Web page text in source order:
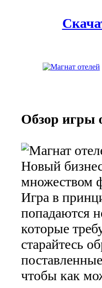
Обзор игры
Новый
множеством
Игра в
попадаются
которые
старайтесь
чтобы как